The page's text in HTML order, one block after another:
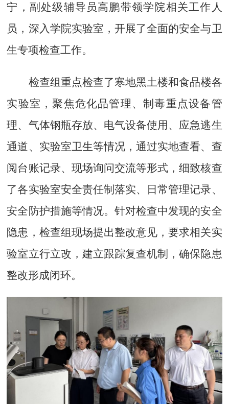
宁，副处级辅导员高鹏带领学院相关工作人
员，深入学院实验室，开展了全面的安全与卫
生专项检查工作。
检查组重点检查了寒地黑土楼和食品楼各
实验室，聚焦危化品管理、制毒重点设备管
理、气体钢瓶存放、电气设备使用、应急逃生
通道、实验室卫生等情况，通过实地查看、查
阅台账记录、现场询问交流等形式，细致核查
了各实验室安全责任制落实、日常管理记录、
安全防护措施等情况。针对检查中发现的安全
隐患，检查组现场提出整改意见，要求相关实
验室立行立改，建立跟踪复查机制，确保隐患
整改形成闭环。